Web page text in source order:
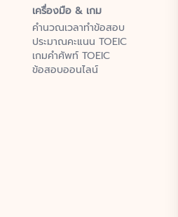
เครื่องมือ & เกม
คำนวณเวลาทำข้อสอบ
ประมาณคะแนน TOEIC
เกมคำศัพท์ TOEIC
ข้อสอบออนไลน์